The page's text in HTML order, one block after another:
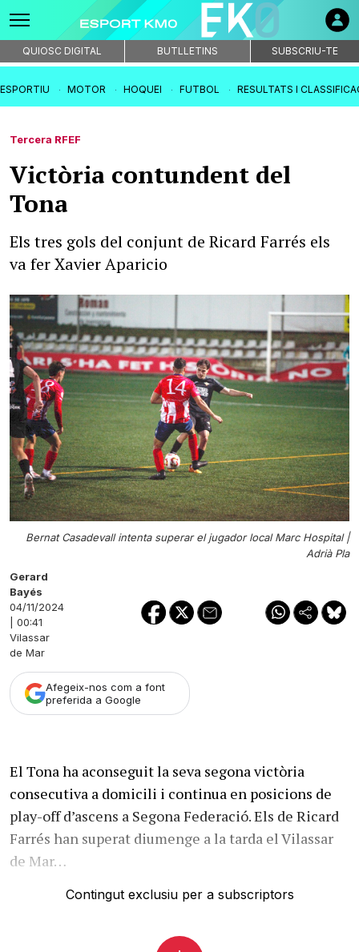
QUIOSC DIGITAL BUTLLETINS SUBSCRIU-TE
MOTOR HOQUEI FUTBOL RESULTATS I
Tercera RFEF
Victòria contundent del
Tona
Els tres gols del conjunt de Ricard Farrés els
va fer Xavier Aparicio
Bernat Casadevall intenta superar el jugador local Marc Hospital |
Adrià Pla
Gerard
Bayés
04/11/2024
| 00:41
Vilassar
de Mar
Afegeix-nos com a font
preferida a Google
El Tona ha aconseguit la seva segona victòria
consecutiva a domicili i continua en posicions de
play-off d’ascens a Segona Federació. Els de Ricard
Farrés han superat diumenge a la tarda el Vilassar
de Mar…
Contingut exclusiu per a subscriptors